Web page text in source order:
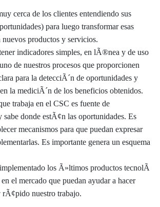
cerca de los clientes entendiendo sus
para luego transformar esas
nuevos productos y servicios.
indicadores simples, en lÃ®nea y de uso
de nuestros procesos que proporcionen
para la detecciÃ´n de oportunidades y
la mediciÃ´n de los beneficios obtenidos.
trabaja en el CSC es fuente de
sabe donde estÃ¢n las oportunidades. Es
mecanismos para que puedan expresar
Es importante genera un esquema
los Ã»ltimos productos tecnolÃ
el mercado que puedan ayudar a hacer
nuestro trabajo.